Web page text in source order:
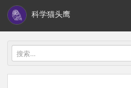
i
科学猫头鹰
搜
索：